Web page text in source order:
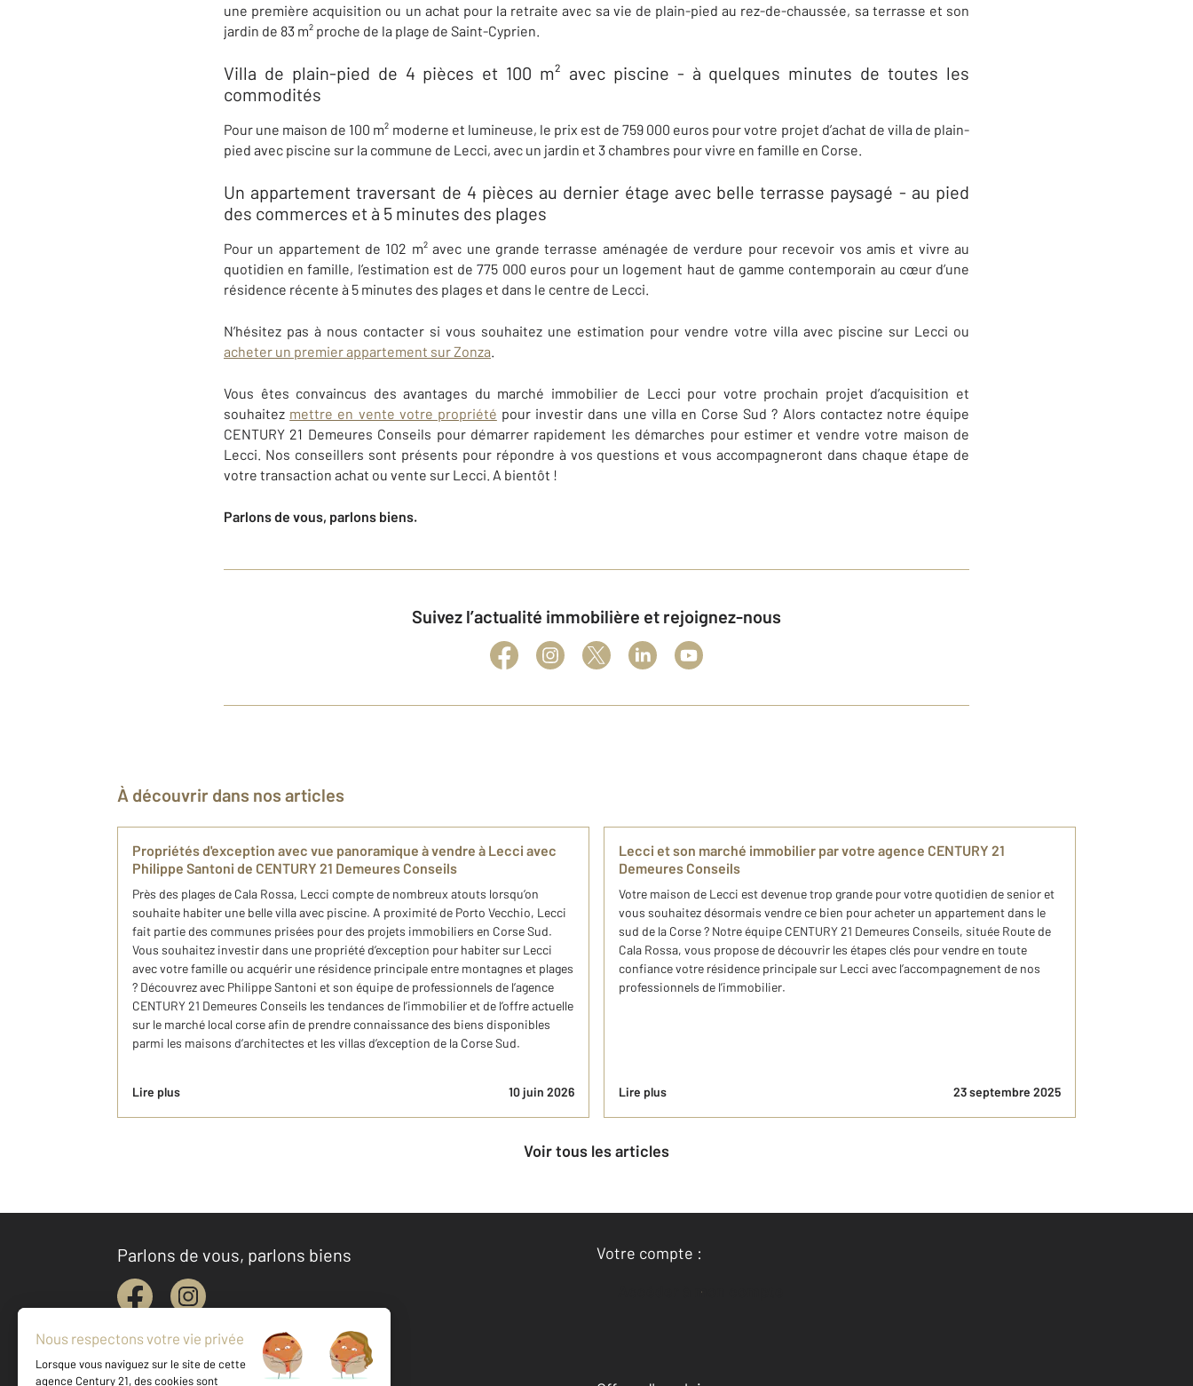
une première acquisition ou un achat pour la retraite avec sa vie de plain-pied au rez-de-chaussée, sa terrasse et son
jardin de 83 m² proche de la plage de Saint-Cyprien.
Villa de plain-pied de 4 pièces et 100 m² avec piscine ​- à quelques minutes de toutes les
commodités​
Pour une maison de 100 m² moderne et lumineuse, le prix est de 759 000 euros pour votre projet d’achat de villa de plain-
pied avec piscine sur la commune de Lecci, avec un jardin et 3 chambres pour vivre en famille en Corse.
Un appartement traversant de 4 pièces au dernier étage avec belle terrasse paysagé ​-​ au pied
des commerces et à 5 minutes des plages
Pour un appartement de 102 m² avec une grande terrasse aménagée de verdure pour recevoir vos amis et vivre au
quotidien en famille, l’estimation est de 775 000 euros pour un logement haut de gamme contemporain au cœur d’une
résidence récente à 5 minutes des plages et dans le centre de Lecci.
N’hésitez pas à nous contacter si vous souhaitez une estimation pour vendre votre villa avec piscine sur Lecci ou
acheter un premier appartement sur Zonza.
Vous êtes convaincus des avantages du marché immobilier de Lecci pour votre prochain projet d’acquisition et
souhaitez mettre en vente votre propriété pour investir dans une villa en Corse Sud ? Alors contactez notre équipe
CENTURY 21 Demeures Conseils pour démarrer rapidement les démarches pour estimer et vendre votre maison de
Lecci. Nos conseillers sont présents pour répondre à vos questions et vous accompagneront dans chaque étape de
votre transaction achat ou vente sur Lecci. A bientôt !
Parlons de vous, parlons biens.
Suivez l’actualité immobilière et rejoignez-nous
À découvrir dans nos articles
​Propriétés d'exception avec vue panoramique à vendre à Lecci avec
Philippe Santoni de CENTURY 21 Demeures Conseils
Près des plages de Cala Rossa, Lecci compte de nombreux atouts lorsqu’on
souhaite habiter une belle villa avec piscine. A proximité de Porto Vecchio, Lecci
fait partie des communes prisées pour des projets immobiliers en Corse Sud.
Vous souhaitez investir dans une propriété d’exception pour habiter sur Lecci
avec votre famille ou acquérir une résidence principale entre montagnes et plages
? Découvrez avec Philippe Santoni et son équipe de professionnels de l’agence
CENTURY 21 Demeures Conseils les tendances de l’immobilier et de l’offre actuelle
sur le marché local corse afin de prendre connaissance des biens disponibles
parmi les maisons d’architectes et les villas d’exception de la Corse Sud.
Lire plus 10 juin 2026
Lecci et son marché immobilier par votre agence CENTURY 21
Demeures Conseils
Votre maison de Lecci est devenue trop grande pour votre quotidien de senior et
vous souhaitez désormais vendre ce bien pour acheter un appartement dans le
sud de la Corse ? Notre équipe CENTURY 21 Demeures Conseils, située Route de
Cala Rossa, vous propose de découvrir les étapes clés pour vendre en toute
confiance votre résidence principale sur Lecci avec l’accompagnement de nos
professionnels de l’immobilier.
Lire plus 23 septembre 2025
Voir tous les articles
Parlons de vous, parlons biens
Votre compte :
Accéder à mon compte